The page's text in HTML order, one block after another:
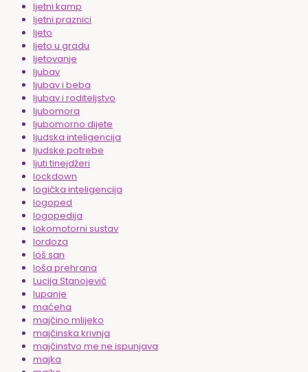
ljetni kamp
ljetni praznici
ljeto
ljeto u gradu
ljetovanje
ljubav
ljubav i beba
ljubav i roditeljstvo
ljubomora
ljubomorno dijete
ljudska inteligencija
ljudske potrebe
ljuti tinejdžeri
lockdown
logička inteligencija
logoped
logopedija
lokomotorni sustav
lordoza
loš san
loša prehrana
Lucija Stanojević
lupanje
maćeha
majčino mlijeko
majčinska krivnja
majčinstvo me ne ispunjava
majka